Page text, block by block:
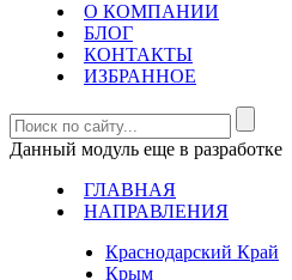
О КОМПАНИИ
БЛОГ
КОНТАКТЫ
ИЗБРАННОЕ
Данный модуль еще в разработке
ГЛАВНАЯ
НАПРАВЛЕНИЯ
Краснодарский Край
Крым